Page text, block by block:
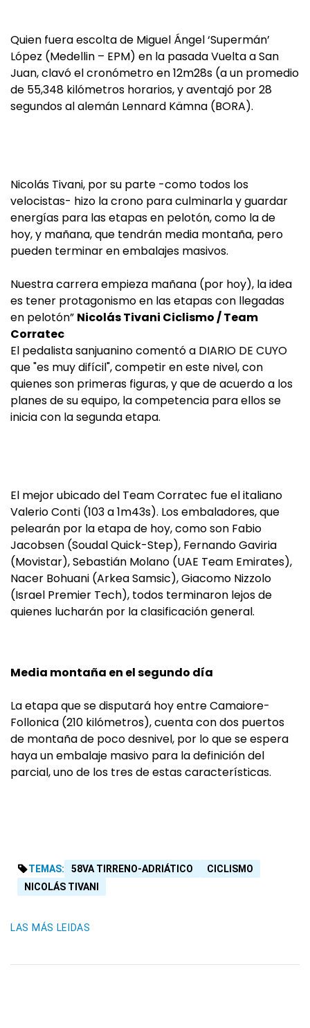
Quien fuera escolta de Miguel Ángel ‘Supermán’
López (Medellin – EPM) en la pasada Vuelta a San
Juan, clavó el cronómetro en 12m28s (a un promedio
de 55,348 kilómetros horarios, y aventajó por 28
segundos al alemán Lennard Kämna (BORA).
Nicolás Tivani, por su parte -como todos los
velocistas- hizo la crono para culminarla y guardar
energías para las etapas en pelotón, como la de
hoy, y mañana, que tendrán media montaña, pero
pueden terminar en embalajes masivos.
Nuestra carrera empieza mañana (por hoy), la idea
es tener protagonismo en las etapas con llegadas
en pelotón” Nicolás Tivani Ciclismo / Team
Corratec
El pedalista sanjuanino comentó a DIARIO DE CUYO
que "es muy difícil", competir en este nivel, con
quienes son primeras figuras, y que de acuerdo a los
planes de su equipo, la competencia para ellos se
inicia con la segunda etapa.
El mejor ubicado del Team Corratec fue el italiano
Valerio Conti (103 a 1m43s). Los embaladores, que
pelearán por la etapa de hoy, como son Fabio
Jacobsen (Soudal Quick-Step), Fernando Gaviria
(Movistar), Sebastián Molano (UAE Team Emirates),
Nacer Bohuani (Arkea Samsic), Giacomo Nizzolo
(Israel Premier Tech), todos terminaron lejos de
quienes lucharán por la clasificación general.
Media montaña en el segundo día
La etapa que se disputará hoy entre Camaiore-
Follonica (210 kilómetros), cuenta con dos puertos
de montaña de poco desnivel, por lo que se espera
haya un embalaje masivo para la definición del
parcial, uno de los tres de estas características.
TEMAS: 58VA TIRRENO-ADRIÁTICO
CICLISMO
NICOLÁS TIVANI
LAS MÁS LEIDAS